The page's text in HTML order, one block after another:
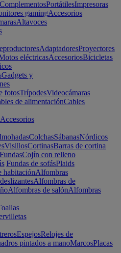
ComplementosPortátilesImpresoras
gamingAccesorios
Altavoces
AdaptadoresProyectores
eléctricasAccesoriosBicicletas
Gadgets y
fotosTrípodesVideocámaras
de alimentaciónCables
Accesorios
ColchasSábanasNórdicos
VisillosCortinasBarras de cortina
FundasCojín con relleno
Fundas de sofásPlaids
habitaciónAlfombras
Alfombras de
Alfombras de salónAlfombras
EspejosRelojes de
pintados a manoMarcosPlacas